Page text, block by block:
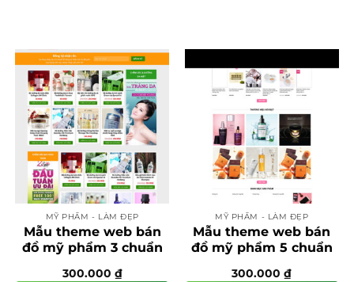
MỸ PHẨM - LÀM ĐẸP
Mẫu theme web bán
đồ mỹ phẩm 3 chuẩn
300.000 ₫
MỸ PHẨM - LÀM ĐẸP
Mẫu theme web bán
đồ mỹ phẩm 5 chuẩn
300.000₫